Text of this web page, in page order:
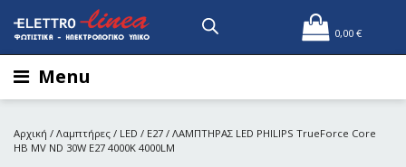
0,00 €
Menu
Αρχική / Λαμπτήρες / LED / E27 / ΛΑΜΠΤΗΡΑΣ LED PHILIPS TrueForce Core
HB MV ND 30W E27 4000K 4000LM